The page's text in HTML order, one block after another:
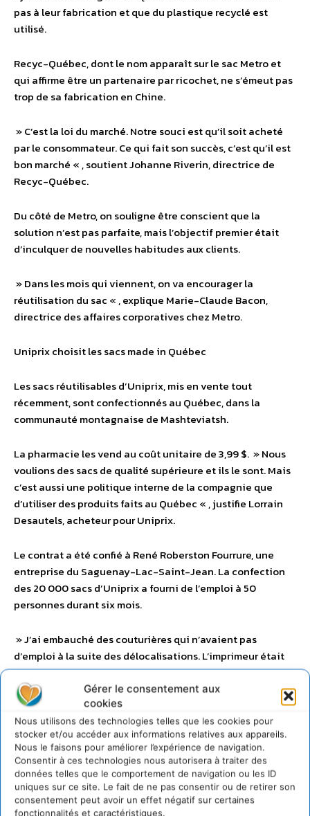
Gérer le consentement aux
cookies
Nous utilisons des technologies telles que les cookies pour
stocker et/ou accéder aux informations relatives aux appareils.
Nous le faisons pour améliorer l’expérience de navigation.
Consentir à ces technologies nous autorisera à traiter des
données telles que le comportement de navigation ou les ID
uniques sur ce site. Le fait de ne pas consentir ou de retirer son
consentement peut avoir un effet négatif sur certaines
fonctionnalités et caractéristiques.
pas à leur fabrication et que du plastique recyclé est
utilisé.
Recyc-Québec, dont le nom apparaît sur le sac Metro et
qui affirme être un partenaire par ricochet, ne s’émeut pas
trop de sa fabrication en Chine.
» C’est la loi du marché. Notre souci est qu’il soit acheté
par le consommateur. Ce qui fait son succès, c’est qu’il est
bon marché « , soutient Johanne Riverin, directrice de
Recyc-Québec.
Du côté de Metro, on souligne être conscient que la
solution n’est pas parfaite, mais l’objectif premier était
d’inculquer de nouvelles habitudes aux clients.
» Dans les mois qui viennent, on va encourager la
réutilisation du sac « , explique Marie-Claude Bacon,
directrice des affaires corporatives chez Metro.
Uniprix choisit les sacs made in Québec
Les sacs réutilisables d’Uniprix, mis en vente tout
récemment, sont confectionnés au Québec, dans la
communauté montagnaise de Mashteviatsh.
La pharmacie les vend au coût unitaire de 3,99 $. » Nous
voulions des sacs de qualité supérieure et ils le sont. Mais
c’est aussi une politique interne de la compagnie que
d’utiliser des produits faits au Québec « , justifie Lorrain
Desautels, acheteur pour Uniprix.
Le contrat a été confié à René Roberston Fourrure, une
entreprise du Saguenay-Lac-Saint-Jean. La confection
des 20 000 sacs d’Uniprix a fourni de l’emploi à 50
personnes durant six mois.
» J’ai embauché des couturières qui n’avaient pas
d’emploi à la suite des délocalisations. L’imprimeur était
dans sa période creuse. C’était un contrat très important
pour notre communauté « , mentionne Edouard Robertson,
propriétaire de René Robertson Fourrure.
Ce dernier salue l’initiative d’Uniprix, une compagnie
privée, qui a décidé d’encourager des entreprises
québécoises. René Robertson Fourrure avait d’ailleurs
participé à l’appel d’offres pour les sacs de la SAQ.